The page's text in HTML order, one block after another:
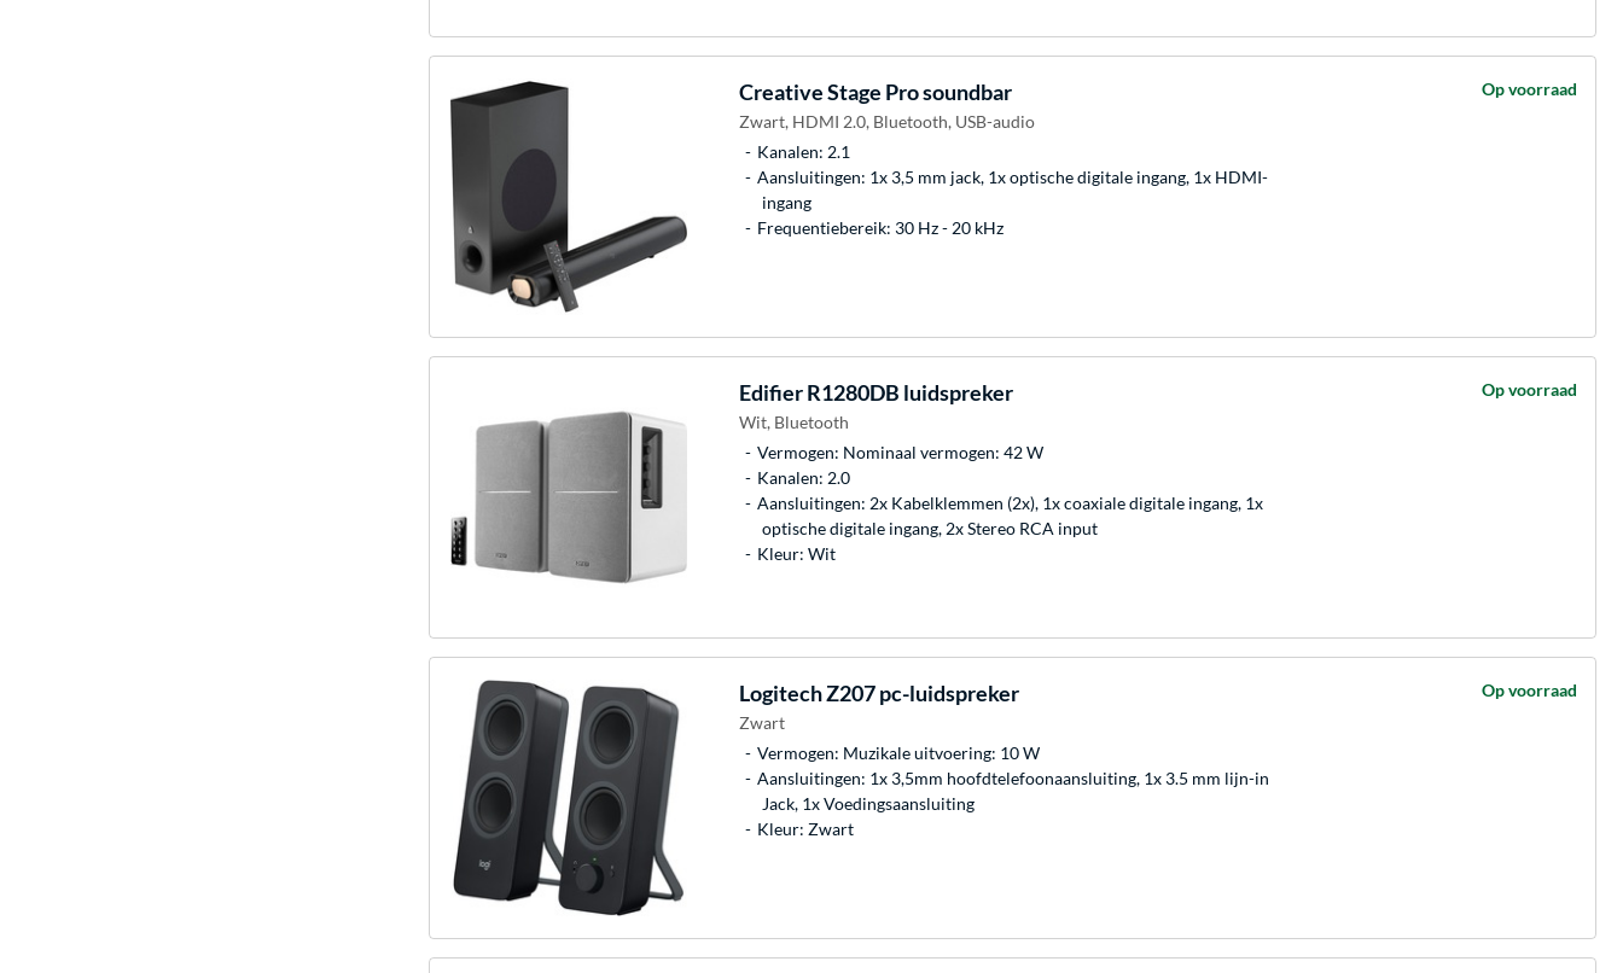
CreativeStage Pro soundbar
Zwart, HDMI 2.0, Bluetooth, USB-audio
Kanalen: 2.1
Aansluitingen: 1x 3,5 mm jack, 1x optische digitale ingang, 1x HDMI-
ingang
Frequentiebereik: 30 Hz - 20 kHz
Op voorraad
EdifierR1280DB luidspreker
Wit, Bluetooth
Vermogen: Nominaal vermogen: 42 W
Kanalen: 2.0
Aansluitingen: 2x Kabelklemmen (2x), 1x coaxiale digitale ingang, 1x
optische digitale ingang, 2x Stereo RCA input
Kleur: Wit
Op voorraad
LogitechZ207 pc-luidspreker
Zwart
Vermogen: Muzikale uitvoering: 10 W
Aansluitingen: 1x 3,5mm hoofdtelefoonaansluiting, 1x 3.5 mm lijn-in
Jack, 1x Voedingsaansluiting
Kleur: Zwart
Op voorraad